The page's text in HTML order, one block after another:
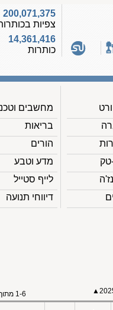
200,071,375
צפיות בכותרות
14,361,416
כותרות
מחשבים וטכנ'
בריאות
הורים
מדע וטבע
לייף סטייל
דיווחי תנועה